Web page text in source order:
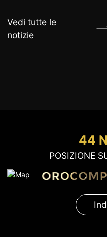
Vedi tutte le
notizie
44
POSIZIONE